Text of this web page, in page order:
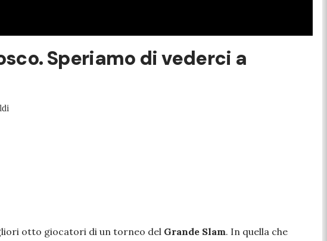
Speriamo di vederci a
otto giocatori di un torneo del Grande Slam. In quella che